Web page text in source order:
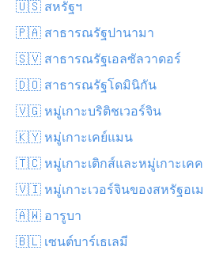
🇺🇸 สหรัฐฯ
🇵🇦 สาธารณรัฐปานามา
🇸🇻 สาธารณรัฐเอลซัลวาดอร์
🇩🇴 สาธารณรัฐโดมินิกัน
🇻🇬 หมู่เกาะบริติชเวอร์จิน
🇰🇾 หมู่เกาะเคย์แมน
🇹🇨 หมู่เกาะเติกส์และหมู่เกาะเค
🇻🇮 หมู่เกาะเวอร์จินของสหรัฐอเ
🇦🇼 อารูบา
🇧🇱 เซนต์บาร์เธเลมี